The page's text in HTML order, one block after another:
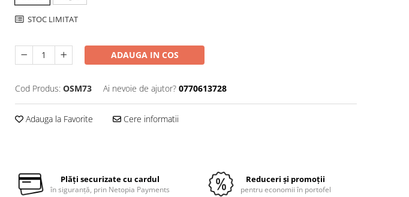
STOC LIMITAT
ADAUGA IN COS
Cod Produs: OSM73 Ai nevoie de ajutor? 0770613728
Adauga la Favorite Cere informatii
Plăți securizate cu cardul
în siguranță, prin Netopia Payments
Reduceri și promoții
pentru economii în portofel